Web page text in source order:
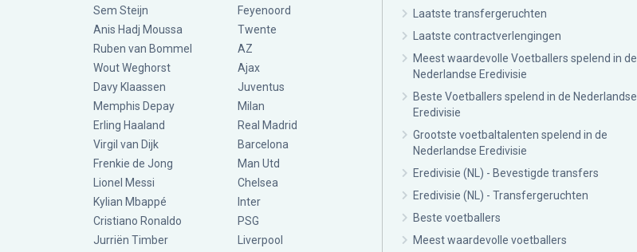
Sem Steijn
Anis Hadj Moussa
Ruben van Bommel
Wout Weghorst
Davy Klaassen
Memphis Depay
Erling Haaland
Virgil van Dijk
Frenkie de Jong
Lionel Messi
Kylian Mbappé
Cristiano Ronaldo
Jurriën Timber
Feyenoord
Twente
AZ
Ajax
Juventus
Milan
Real Madrid
Barcelona
Man Utd
Chelsea
Inter
PSG
Liverpool
Laatste transfergeruchten
Laatste contractverlengingen
Meest waardevolle Voetballers spelend in de
Nederlandse Eredivisie
Beste Voetballers spelend in de Nederlandse
Eredivisie
Grootste voetbaltalenten spelend in de
Nederlandse Eredivisie
Eredivisie (NL) - Bevestigde transfers
Eredivisie (NL) - Transfergeruchten
Beste voetballers
Meest waardevolle voetballers